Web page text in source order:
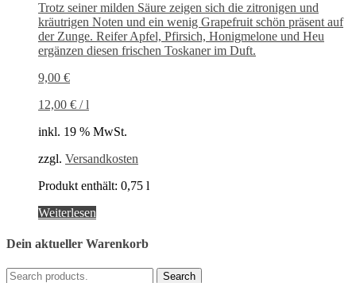
Trotz seiner milden Säure zeigen sich die zitronigen und
kräutrigen Noten und ein wenig Grapefruit schön präsent auf
der Zunge. Reifer Apfel, Pfirsich, Honigmelone und Heu
ergänzen diesen frischen Toskaner im Duft.
9,00 €
12,00 € /l
inkl. 19 % MwSt.
zzgl. Versandkosten
Produkt enthält: 0,75 l
Weiterlesen
Dein aktueller Warenkorb